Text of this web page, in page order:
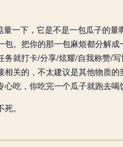
下，它是不是一包瓜子的量
。把你的那一包麻烦都分解
就打卡/分享/炫耀/自我称赞/
关的，不太建议是其他物质
吃，你吃完一个瓜子就跑去喝
。